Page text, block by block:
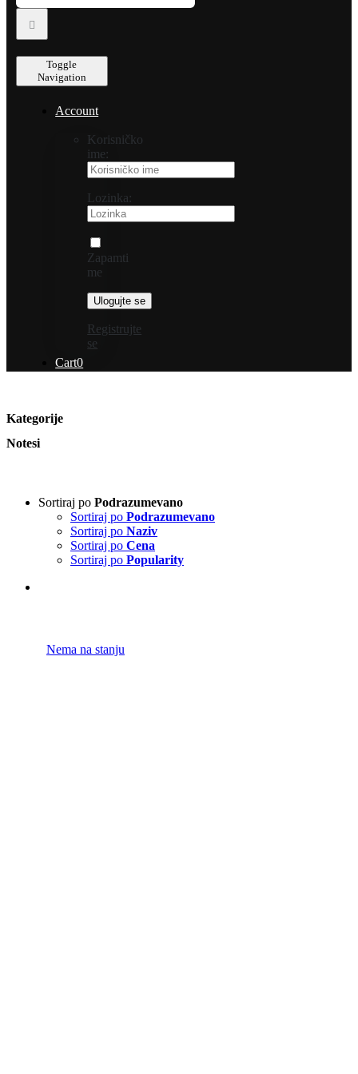
Toggle
Navigation
Account
Korisničko
ime:
Lozinka:
Zapamti
me
Registrujte
se
Cart0
Kategorije
Notesi
Sortiraj po Podrazumevano
Sortiraj po Podrazumevano
Sortiraj po Naziv
Sortiraj po Cena
Sortiraj po Popularity
Nema na stanju